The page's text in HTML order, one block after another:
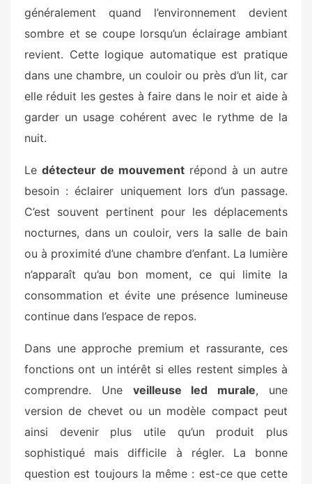
généralement quand l’environnement devient
sombre et se coupe lorsqu’un éclairage ambiant
revient. Cette logique automatique est pratique
dans une chambre, un couloir ou près d’un lit, car
elle réduit les gestes à faire dans le noir et aide à
garder un usage cohérent avec le rythme de la
nuit.
Le détecteur de mouvement répond à un autre
besoin : éclairer uniquement lors d’un passage.
C’est souvent pertinent pour les déplacements
nocturnes, dans un couloir, vers la salle de bain
ou à proximité d’une chambre d’enfant. La lumière
n’apparaît qu’au bon moment, ce qui limite la
consommation et évite une présence lumineuse
continue dans l’espace de repos.
Dans une approche premium et rassurante, ces
fonctions ont un intérêt si elles restent simples à
comprendre. Une veilleuse led murale, une
version de chevet ou un modèle compact peut
ainsi devenir plus utile qu’un produit plus
sophistiqué mais difficile à régler. La bonne
question est toujours la même : est-ce que cette